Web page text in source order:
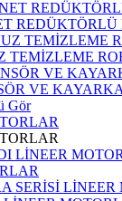
REDÜKTÖRLÜ
TEMİZLEME
VE
Gör